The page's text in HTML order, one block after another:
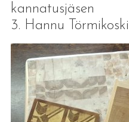
kannatusjäsen
3. Hannu